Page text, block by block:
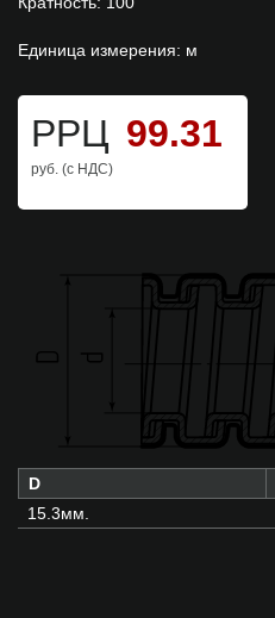
Единица измерения: м
РРЦ
руб. (с НДС)
99.31
D
15.3мм.